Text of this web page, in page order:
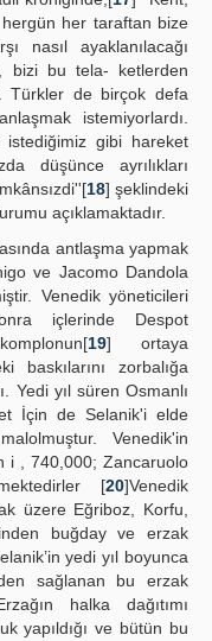
hergün her taraftan bize
nasıl ayaklanılacağı
bizi bu tela- ketlerden
Türkler de birçok defa
istemiyorlardı.
istediğimiz gibi hareket
düşünce ayrılıkları
18] şeklindeki
açıklamaktadır.
antlaşma yapmak
ve Jacomo Dandola
Venedik yöneticileri
içlerinde Despot
19] ortaya
baskılarını zorbalığa
Yedi yıl süren Osmanlı
İçin de Selanik'i elde
Venedik'in
i , 740,000; Zancaruolo
[20]Venedik
üzere Eğriboz, Korfu,
buğday ve erzak
yedi yıl boyunca
sağlanan bu erzak
halka dağıtımı
yapıldığı ve bütün bu